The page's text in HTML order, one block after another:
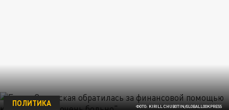
ФОТО: KIRILL CHUBOTIN/GLOBALLOOKPRESS
ПОЛИТИКА